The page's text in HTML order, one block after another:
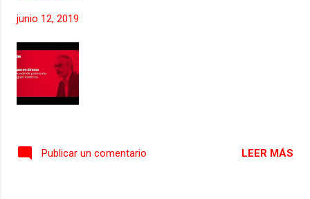
junio 12, 2019
Publicar un comentario LEER MÁS